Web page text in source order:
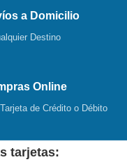
a Domicilio
Destino
Online
de Crédito o Débito
tarjetas: